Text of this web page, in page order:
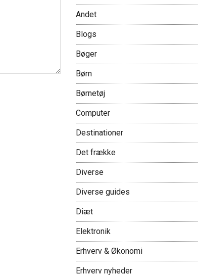
Andet
Blogs
Bøger
Børn
Børnetøj
Computer
Destinationer
Det frække
Diverse
Diverse guides
Diæt
Elektronik
Erhverv & Økonomi
Erhverv nyheder